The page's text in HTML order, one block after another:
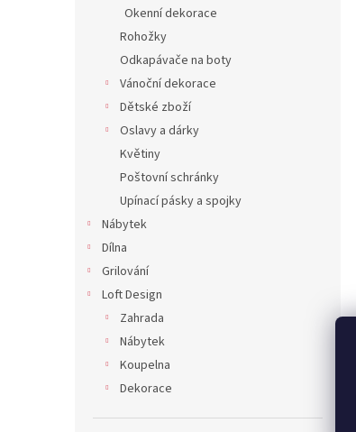
Okenní dekorace
Rohožky
Odkapávače na boty
Vánoční dekorace
Dětské zboží
Oslavy a dárky
Květiny
Poštovní schránky
Upínací pásky a spojky
Nábytek
Dílna
Grilování
Loft Design
Zahrada
Nábytek
Koupelna
Dekorace